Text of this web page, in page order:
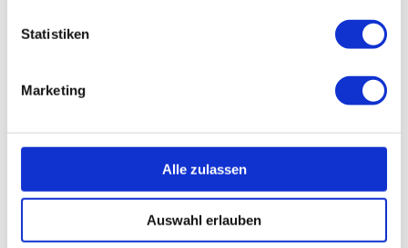
Statistiken
Marketing
Alle zulassen
Auswahl erlauben